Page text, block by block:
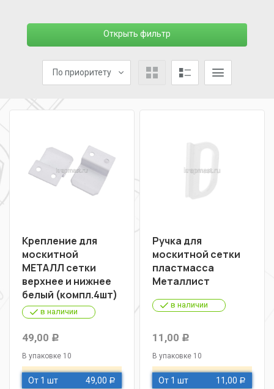
Открыть фильтр
По приоритету
Крепление для
москитной
МЕТАЛЛ сетки
верхнее и нижнее
белый (компл.4шт)
в наличии
49,00 Р
В упаковке 10
От 1 шт 49,00 Р
Ручка для
москитной сетки
пластмасса
Металлист
в наличии
11,00 Р
В упаковке 10
От 1 шт 11,00 Р